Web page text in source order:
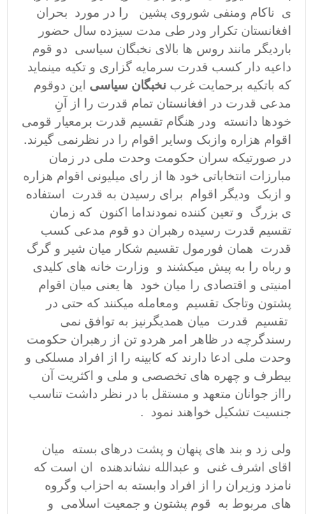
ی ناکام ومنفی شوروی پشین را در مورد بحران
افغانستان تکرار ودر طی مدت سیزده سال حضور
باردیگر مانند روس ها بالای نخبگان سیاسی دو قوم
داعیه دار کسب قدرت سرمایه گزاری و تکیه مینماید
که باتکیه برحمایت غرب نخبگان سیاسی این دوقوم
مدعی قدرت در افغانستان تمام قدرت را از آنِ
خودها دانسته ودر هنگام تقسیم قدرت برمعیار قومی
اقوام هزاره وازبک وسایر اقوام را در نظرنمی گیرند.
در صورتیکه سران حکومت وحدت ملی در زمان
مبارزات انتخاباتی خود ها از رای میلیونی اقوام هزاره
و ازبک ودیگر اقوام برای رسیدن به قدرت استفاده
ی بزرگ و تعین کننده نمودنداما اکنون که زمان
تقسیم قدرت رسیده رهبران دو قوم مدعی کسب
قدرت همان فورمول تقسیم شکار میان شیر و گرگ
و رباه را به پیش میکشند و وزارت خانه های کلیدی
امنیتی و اقتصادی را میان خود ها یعنی میان اقوام
پشتون وتاجک تقسیم ومعامله میکنند که حتی در
تقسیم قدرت میان همدیگرنیز به توافق نمی
رسندگرچه در ظاهر امر هردو تن از رهبران حکومت
وحدت ملی ادعا دارند که کابینه را از افراد مسلکی و
بیطرف و چهره های تخصصی و ملی و اکثریت آن
رااز جوانان متعهد و مستقل با در نظر داشت تناسب
جنسیت تشکیل خواهند نمود .
ولی زد و بند های پنهان و پشت درهای بسته میان
اقای اشرف غنی و عبدالله نشاندهنده ان است که
نامزد وزیران را از افراد وابسته به احزاب وگروه
های مربوط به قوم پشتون و جمعیت اسلامی و